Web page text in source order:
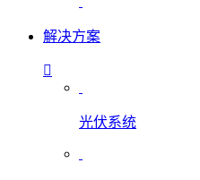
解决方案
光伏系统